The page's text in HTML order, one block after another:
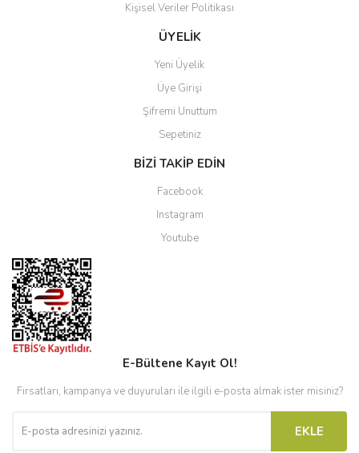
Gönder
Kişisel Veriler Politikası
ÜYELİK
Yeni Üyelik
Üye Girişi
Şifremi Unuttum
Sepetiniz
BİZİ TAKİP EDİN
Facebook
Instagram
Youtube
E-Bültene Kayıt Ol!
Fırsatları, kampanya ve duyuruları ile ilgili e-posta almak ister misiniz?
EKLE